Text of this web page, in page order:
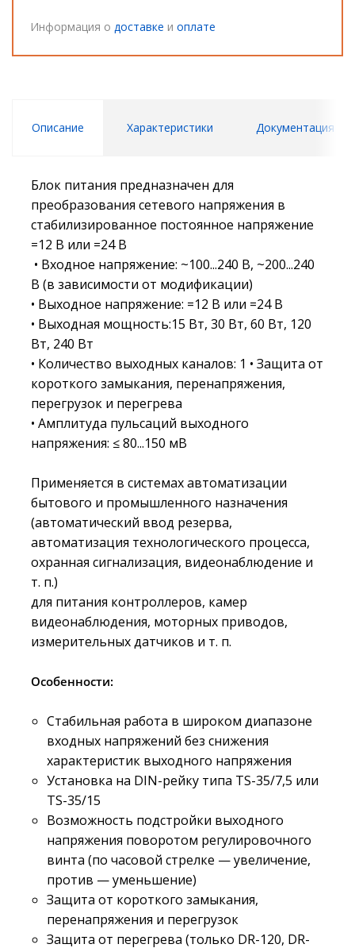
Информация о доставке и оплате
Описание Характеристики Документация
Блок питания предназначен для
преобразования сетевого напряжения в
стабилизированное постоянное напряжение
=12 В или =24 В
• Входное напряжение: ~100...240 В, ~200...240
В (в зависимости от модификации)
• Выходное напряжение: =12 В или =24 В
• Выходная мощность:15 Вт, 30 Bт, 60 Вт, 120
Bт, 240 Bт
• Количество выходных каналов: 1 • Защита от
короткого замыкания, перенапряжения,
перегрузок и перегрева
• Амплитуда пульсаций выходного
напряжения: ≤ 80...150 мВ
Применяется в системах автоматизации
бытового и промышленного назначения
(автоматический ввод резерва,
автоматизация технологического процесса,
охранная сигнализация, видеонаблюдение и
т. п.)
для питания контроллеров, камер
видеонаблюдения, моторных приводов,
измерительных датчиков и т. п.
Особенности:
Стабильная работа в широком диапазоне
входных напряжений без снижения
характеристик выходного напряжения
Установка на DIN-рейку типа TS-35/7,5 или
TS-35/15
Возможность подстройки выходного
напряжения поворотом регулировочного
винта (по часовой стрелке — увеличение,
против — уменьшение)
Защита от короткого замыкания,
перенапряжения и перегрузок
Защита от перегрева (только DR-120, DR-